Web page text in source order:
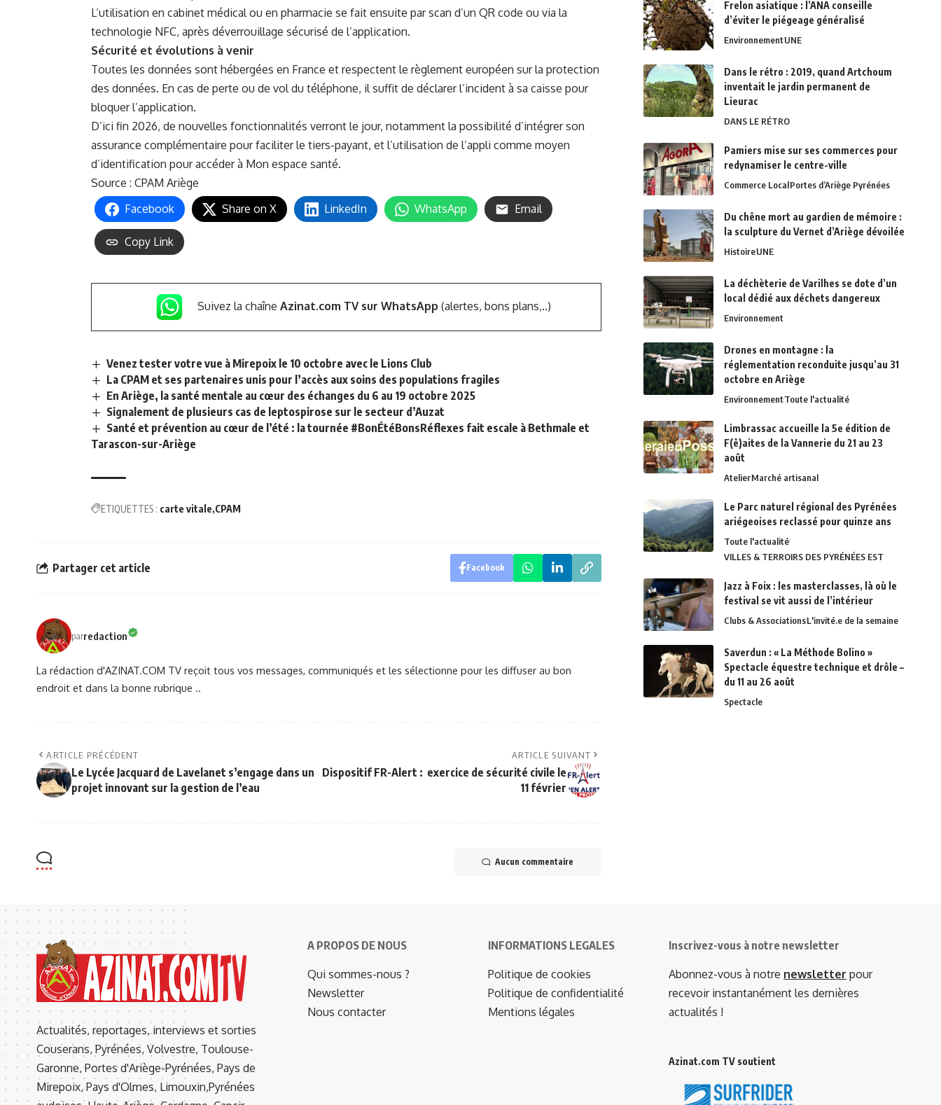
L’utilisation en cabinet médical ou en pharmacie se fait ensuite par scan d’un QR code ou via la
technologie NFC, après déverrouillage sécurisé de l’application.
Sécurité et évolutions à venir
Toutes les données sont hébergées en France et respectent le règlement européen sur la protection
des données. En cas de perte ou de vol du téléphone, il suffit de déclarer l’incident à sa caisse pour
bloquer l’application.
D’ici fin 2026, de nouvelles fonctionnalités verront le jour, notamment la possibilité d’intégrer son
assurance complémentaire pour faciliter le tiers-payant, et l’utilisation de l’appli comme moyen
d’identification pour accéder à Mon espace santé.
Source : CPAM Ariège
Facebook
Share on X LinkedIn WhatsApp Email
Copy Link
Suivez la chaîne Azinat.com TV sur WhatsApp (alertes, bons plans,..)
Venez tester votre vue à Mirepoix le 10 octobre avec le Lions Club
La CPAM et ses partenaires unis pour l’accès aux soins des populations fragiles
En Ariège, la santé mentale au cœur des échanges du 6 au 19 octobre 2025
Signalement de plusieurs cas de leptospirose sur le secteur d’Auzat
Santé et prévention au cœur de l’été : la tournée #BonÉtéBonsRéflexes fait escale à Bethmale et
Tarascon-sur-Ariège
ETIQUETTES : carte vitale CPAM
Partager cet article Facebook
parredaction
La rédaction d'AZINAT.COM TV reçoit tous vos messages, communiqués et les sélectionne pour les diffuser au bon
endroit et dans la bonne rubrique ..
ARTICLE PRÉCÉDENT
Le Lycée Jacquard de Lavelanet s’engage dans un
projet innovant sur la gestion de l’eau
ARTICLE SUIVANT
Dispositif FR-Alert : exercice de sécurité civile le
11 février
Aucun commentaire
Frelon asiatique : l’ANA conseille
d’éviter le piégeage généralisé
EnvironnementUNE
Dans le rétro : 2019, quand Artchoum
inventait le jardin permanent de
Lieurac
DANS LE RÉTRO
Pamiers mise sur ses commerces pour
redynamiser le centre-ville
Commerce LocalPortes d’Ariège Pyrénées
Du chêne mort au gardien de mémoire :
la sculpture du Vernet d’Ariège dévoilée
HistoireUNE
La déchèterie de Varilhes se dote d’un
local dédié aux déchets dangereux
Environnement
Drones en montagne : la
réglementation reconduite jusqu’au 31
octobre en Ariège
EnvironnementToute l'actualité
Limbrassac accueille la 5e édition de
F(ê)aites de la Vannerie du 21 au 23
août
AtelierMarché artisanal
Le Parc naturel régional des Pyrénées
ariégeoises reclassé pour quinze ans
Toute l'actualité
VILLES & TERROIRS DES PYRÉNÉES EST
Jazz à Foix : les masterclasses, là où le
festival se vit aussi de l’intérieur
Clubs & AssociationsL'invité.e de la semaine
Saverdun : « La Méthode Bolino »
Spectacle équestre technique et drôle –
du 11 au 26 août
Spectacle
Actualités, reportages, interviews et sorties
Couserans, Pyrénées, Volvestre, Toulouse-
Garonne, Portes d'Ariège-Pyrénées, Pays de
Mirepoix, Pays d'Olmes, Limouxin,Pyrénées
A PROPOS DE NOUS
Qui sommes-nous ?
Newsletter
Nous contacter
INFORMATIONS LEGALES
Politique de cookies
Politique de confidentialité
Mentions légales
Inscrivez-vous à notre newsletter
Abonnez-vous à notre newsletter pour
recevoir instantanément les dernières
actualités !
Azinat.com TV soutient